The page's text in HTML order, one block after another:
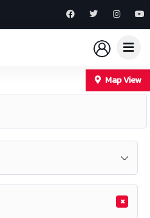
Map View
×